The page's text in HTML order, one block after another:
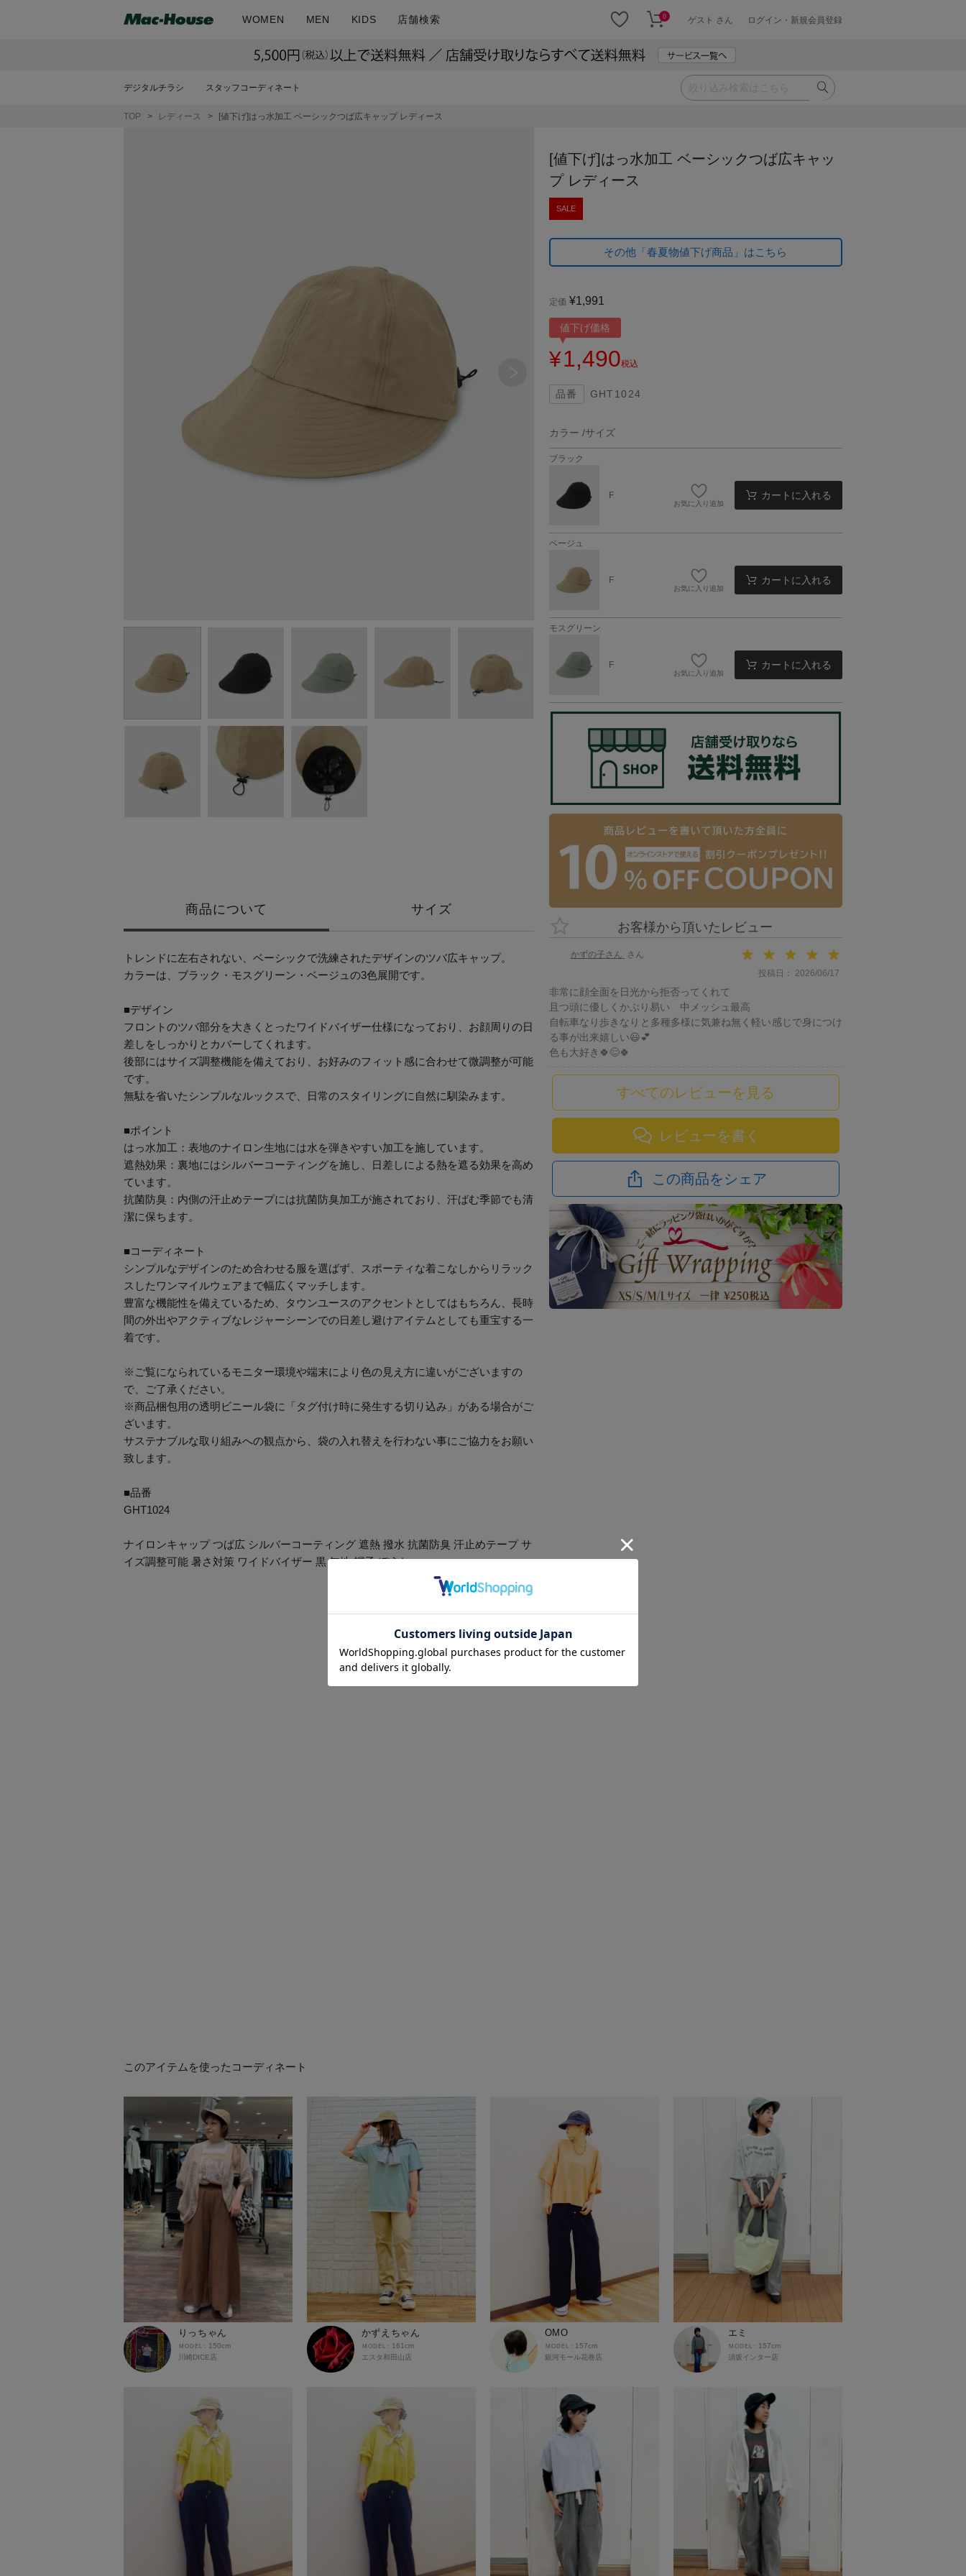
WOMEN MEN KIDS 店舗検索 0 ゲスト さん ログイン・新規会員登録
デジタルチラシ スタッフコーディネート
TOP レディース [値下げ]はっ水加工 ベーシックつば広キャップ レディース
商品について サイズ
トレンドに左右されない、ベーシックで洗練されたデザインのツバ広キャップ。
カラーは、ブラック・モスグリーン・ベージュの3色展開です。
■デザイン
フロントのツバ部分を大きくとったワイドバイザー仕様になっており、お顔周りの日
差しをしっかりとカバーしてくれます。
後部にはサイズ調整機能を備えており、お好みのフィット感に合わせて微調整が可能
です。
無駄を省いたシンプルなルックスで、日常のスタイリングに自然に馴染みます。
■ポイント
はっ水加工：表地のナイロン生地には水を弾きやすい加工を施しています。
遮熱効果：裏地にはシルバーコーティングを施し、日差しによる熱を遮る効果を高め
ています。
抗菌防臭：内側の汗止めテープには抗菌防臭加工が施されており、汗ばむ季節でも清
潔に保ちます。
■コーディネート
シンプルなデザインのため合わせる服を選ばず、スポーティな着こなしからリラック
スしたワンマイルウェアまで幅広くマッチします。
豊富な機能性を備えているため、タウンユースのアクセントとしてはもちろん、長時
間の外出やアクティブなレジャーシーンでの日差し避けアイテムとしても重宝する一
着です。
※ご覧になられているモニター環境や端末により色の見え方に違いがございますの
で、ご了承ください。
※商品梱包用の透明ビニール袋に「タグ付け時に発生する切り込み」がある場合がご
ざいます。
サステナブルな取り組みへの観点から、袋の入れ替えを行わない事にご協力をお願い
致します。
■品番
GHT1024
ナイロンキャップ つば広 シルバーコーティング 遮熱 撥水 抗菌防臭 汗止めテープ サ
イズ調整可能 暑さ対策 ワイドバイザー 黒 無地 帽子 ぼうし
492-603-018-102-603
[02512101090]
[値下げ]はっ水加工 ベーシックつば広キャッ
プ レディース
SALE
その他「春夏物値下げ商品」はこちら
定価 ¥1,991
値下げ価格
¥1,490税込
GHT1024
カラー サイズ
ブラック
F
お気に入り追加
カートに入れる
ベージュ
F
お気に入り追加
カートに入れる
モスグリーン
F
お気に入り追加
カートに入れる
かずの子さん
投稿日
2026/06/17
非常に顔全面を日光から拒否ってくれて
且つ頭に優しくかぶり易い　中メッシュ最高
自転車なり歩きなりと多種多様に気兼ね無く軽い感じで身につけ
る事が出来嬉しい😃💕
色も大好き🍀😌🍀
すべてのレビューを見る
レビューを書く
この商品をシェア
このアイテムを使ったコーディネート
りっちゃん
川崎DICE店
150cm
かずえちゃん
エスタ和田山店
161cm
OMO
銀河モール花巻店
157cm
エミ
須坂インター店
157cm